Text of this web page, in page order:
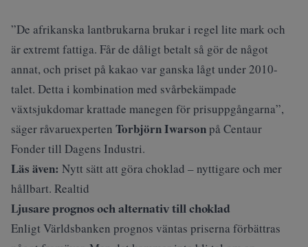
”De afrikanska lantbrukarna brukar i regel lite mark och
är extremt fattiga. Får de dåligt betalt så gör de något
annat, och priset på kakao var ganska lågt under 2010-
talet. Detta i kombination med svårbekämpade
växtsjukdomar krattade manegen för prisuppgångarna”,
säger råvaruexperten Torbjörn Iwarsonpå Centaur
Fonder till Dagens Industri.
Läs även: Nytt sätt att göra choklad – nyttigare och mer
hållbart. Realtid
Ljusare prognos och alternativ till choklad
Enligt Världsbanken prognos väntas priserna förbättras